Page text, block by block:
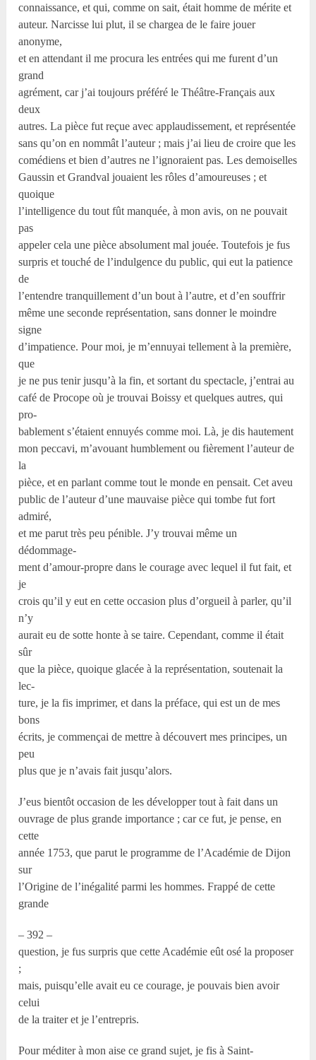
connaissance, et qui, comme on sait, était homme de mérite et
auteur. Narcisse lui plut, il se chargea de le faire jouer
anonyme,
et en attendant il me procura les entrées qui me furent d’un
grand
agrément, car j’ai toujours préféré le Théâtre-Français aux
deux
autres. La pièce fut reçue avec applaudissement, et représentée
sans qu’on en nommât l’auteur ; mais j’ai lieu de croire que les
comédiens et bien d’autres ne l’ignoraient pas. Les demoiselles
Gaussin et Grandval jouaient les rôles d’amoureuses ; et
quoique
l’intelligence du tout fût manquée, à mon avis, on ne pouvait
pas
appeler cela une pièce absolument mal jouée. Toutefois je fus
surpris et touché de l’indulgence du public, qui eut la patience
de
l’entendre tranquillement d’un bout à l’autre, et d’en souffrir
même une seconde représentation, sans donner le moindre
signe
d’impatience. Pour moi, je m’ennuyai tellement à la première,
que
je ne pus tenir jusqu’à la fin, et sortant du spectacle, j’entrai au
café de Procope où je trouvai Boissy et quelques autres, qui
pro-
bablement s’étaient ennuyés comme moi. Là, je dis hautement
mon peccavi, m’avouant humblement ou fièrement l’auteur de
la
pièce, et en parlant comme tout le monde en pensait. Cet aveu
public de l’auteur d’une mauvaise pièce qui tombe fut fort
admiré,
et me parut très peu pénible. J’y trouvai même un
dédommage-
ment d’amour-propre dans le courage avec lequel il fut fait, et
je
crois qu’il y eut en cette occasion plus d’orgueil à parler, qu’il
n’y
aurait eu de sotte honte à se taire. Cependant, comme il était
sûr
que la pièce, quoique glacée à la représentation, soutenait la
lec-
ture, je la fis imprimer, et dans la préface, qui est un de mes
bons
écrits, je commençai de mettre à découvert mes principes, un
peu
plus que je n’avais fait jusqu’alors.
J’eus bientôt occasion de les développer tout à fait dans un
ouvrage de plus grande importance ; car ce fut, je pense, en
cette
année 1753, que parut le programme de l’Académie de Dijon
sur
l’Origine de l’inégalité parmi les hommes. Frappé de cette
grande
– 392 –
question, je fus surpris que cette Académie eût osé la proposer
;
mais, puisqu’elle avait eu ce courage, je pouvais bien avoir
celui
de la traiter et je l’entrepris.
Pour méditer à mon aise ce grand sujet, je fis à Saint-